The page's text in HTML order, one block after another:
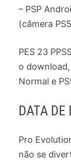
– PSP
(câmera
PES 23
o
Normal e
DATA
Pro
não se